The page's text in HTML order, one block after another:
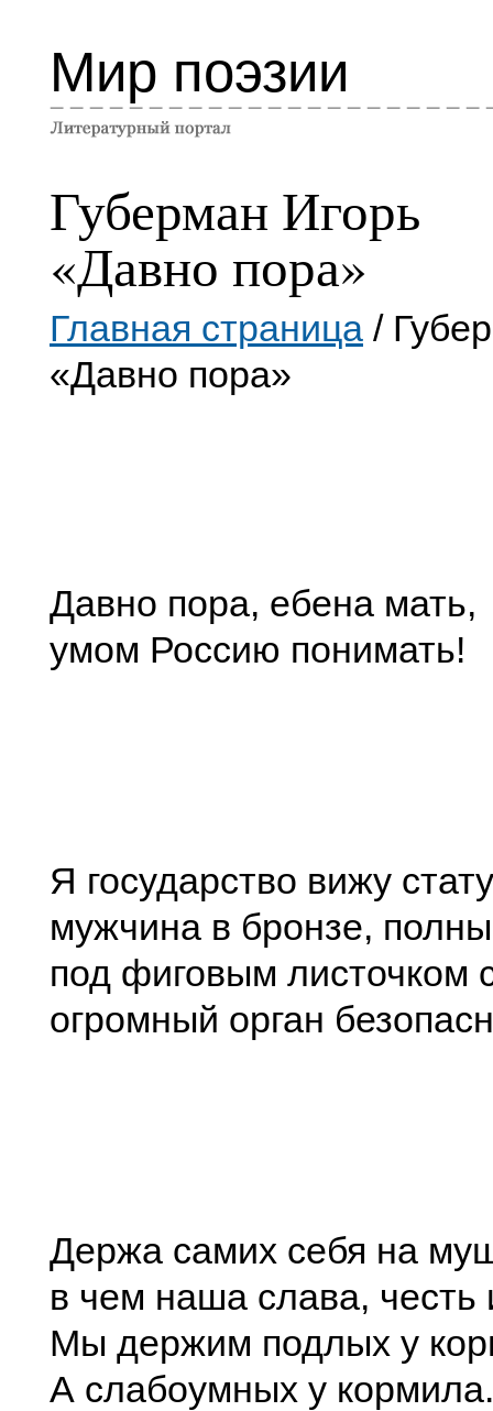
Мир поэзии
Губерман Игорь
«Давно пора»
Главная страница /
«Давно пора»
Давно пора, ебена мать,
умом Россию понимать!
Я государство вижу
мужчина в бронзе,
под фиговым листочком
огромный орган
Держа самих себя на
в чем наша слава, честь
Мы держим подлых у
А слабоумных у кормила.